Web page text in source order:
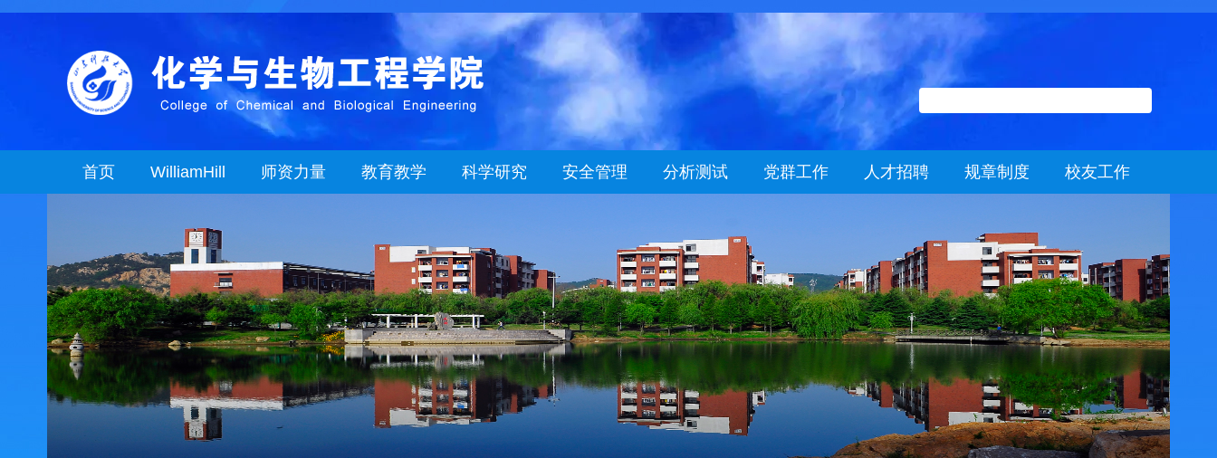
首页 WilliamHill 师资力量 教育教学 科学研究 安全管理 分析测试 党群工作 人才招聘 规章制度 校友工作